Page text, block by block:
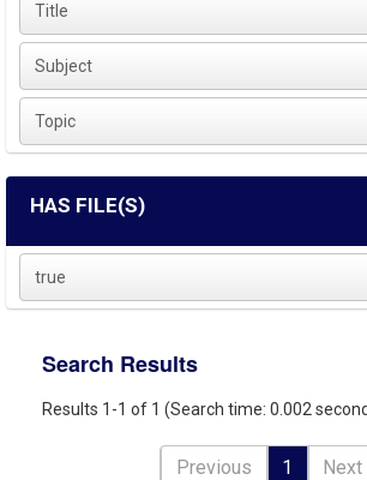
Title
Subject
Topic
HAS FILE(S)
true
Search Results
Results 1-1 of 1 (Search time: 0.002
Previous 1 Next